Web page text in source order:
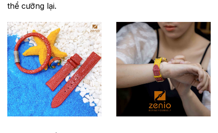
thể cưỡng lại.